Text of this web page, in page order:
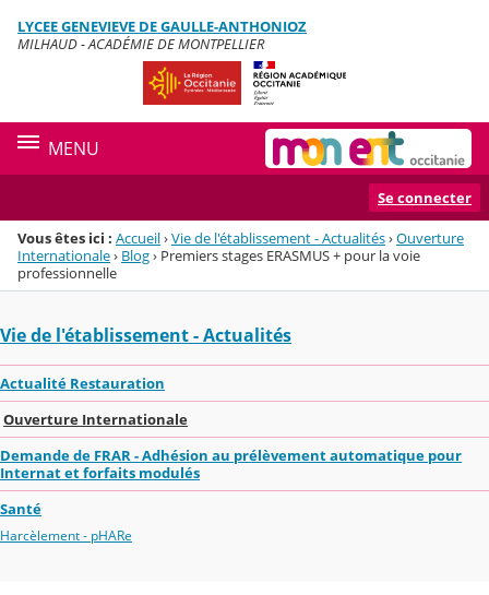
Menu de la rubrique
Contenu
LYCEE GENEVIEVE DE GAULLE-ANTHONIOZ
MILHAUD - ACADÉMIE DE MONTPELLIER
MENU
Se connecter
Vous êtes ici : Accueil›Vie de l'établissement - Actualités›Ouverture
Internationale› Blog› Premiers stages ERASMUS + pour la voie
professionnelle
Vie de l'établissement - Actualités
Actualité Restauration
Ouverture Internationale
Demande de FRAR - Adhésion au prélèvement automatique pour
Internat et forfaits modulés
Santé
Harcèlement - pHARe